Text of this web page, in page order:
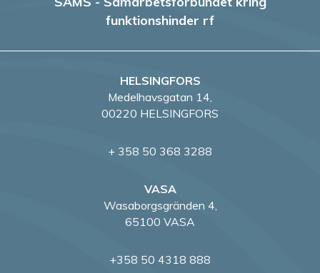
funktionshinder rf
HELSINGFORS
Medelhavsgatan 14,
00220 HELSINGFORS
+ 358 50 368 3288
VASA
Wasaborgsgränden 4,
65100 VASA
+358 50 4318 888